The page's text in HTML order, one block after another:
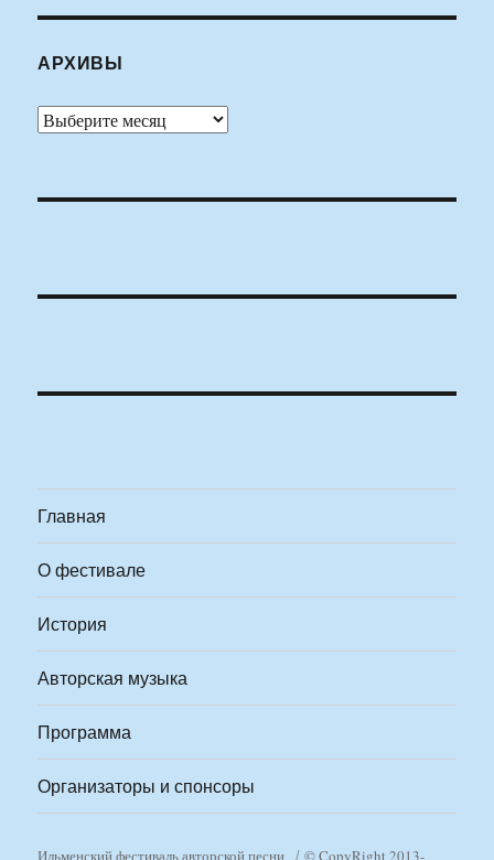
АРХИВЫ
Архивы
Главная
О фестивале
История
Авторская музыка
Программа
Организаторы и спонсоры
Ильменский фестиваль авторской песни © CopyRight 2013-